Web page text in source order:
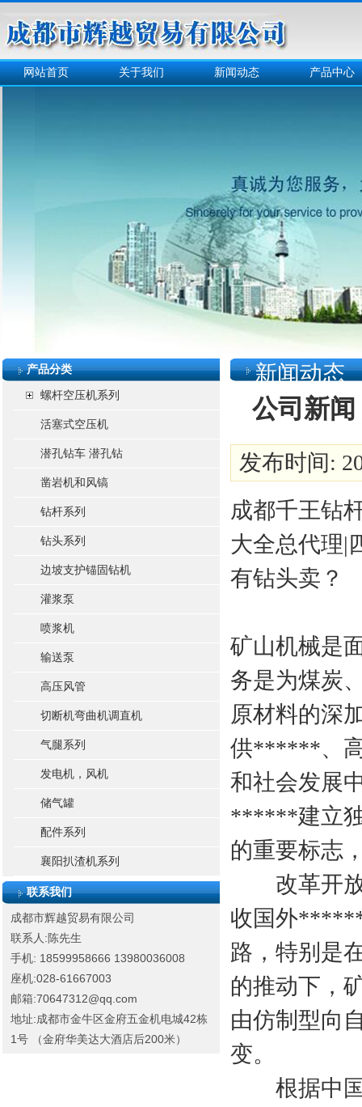
网站首页 关于我们 新闻动态 产品中心
产品分类
螺杆空压机系列
活塞式空压机
潜孔钻车 潜孔钻
凿岩机和风镐
钻杆系列
钻头系列
边坡支护锚固钻机
灌浆泵
喷浆机
输送泵
高压风管
切断机弯曲机调直机
气腿系列
发电机，风机
储气罐
配件系列
襄阳扒渣机系列
联系我们
成都市辉越贸易有限公司
联系人:陈先生
手机: 18599958666 13980036008
座机:028-61667003
邮箱:70647312@qq.com
地址:成都市金牛区金府五金机电城42栋
1号 （金府华美达大酒店后200米）
新闻动态
公司新
发布时间:
成都千王钻
大全总代理|
有钻头卖？
矿山机械是
务是为煤炭
原材料的深
供******、
和社会发展
******建立
的重要标志
改革开放
收国外******
路，特别是
的推动下，
由仿制型向
变。
根据中国